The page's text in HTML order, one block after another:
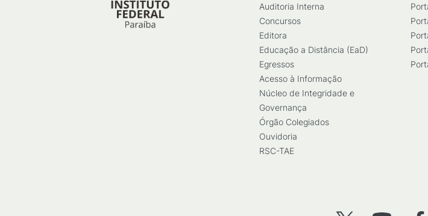
Auditoria Interna
Concursos
Editora
Educação a Distância (EaD)
Egressos
Acesso à Informação
Núcleo de Integridade e
Governança
Órgão Colegiados
Ouvidoria
RSC-TAE